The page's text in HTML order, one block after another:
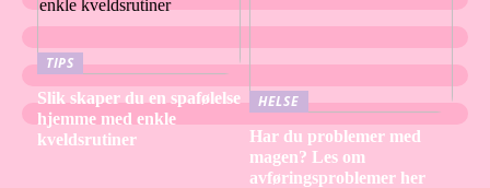
TIPS
Slik skaper du en spafølelse
hjemme med enkle
kveldsrutiner
HELSE
Har du problemer med
magen? Les om
avføringsproblemer her